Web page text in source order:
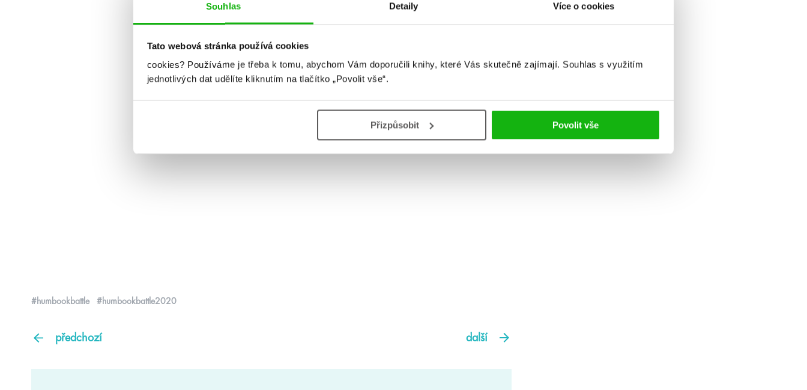
Souhlas Detaily Více o cookies
Tato webová stránka používá cookies
cookies? Používáme je třeba k tomu, abychom Vám doporučili knihy, které Vás skutečně zajímají. Souhlas s využitím
jednotlivých dat udělíte kliknutím na tlačítko „Povolit vše“.
Přizpůsobit Povolit vše
#humbookbattle #humbookbattle2020
předchozí další